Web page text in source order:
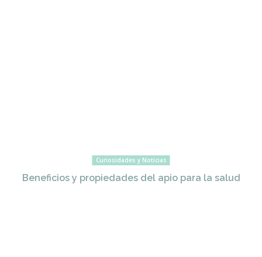
Curiosidades y Noticias
Beneficios y propiedades del apio para la salud